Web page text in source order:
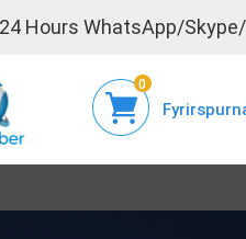
24 Hours WhatsApp/
0